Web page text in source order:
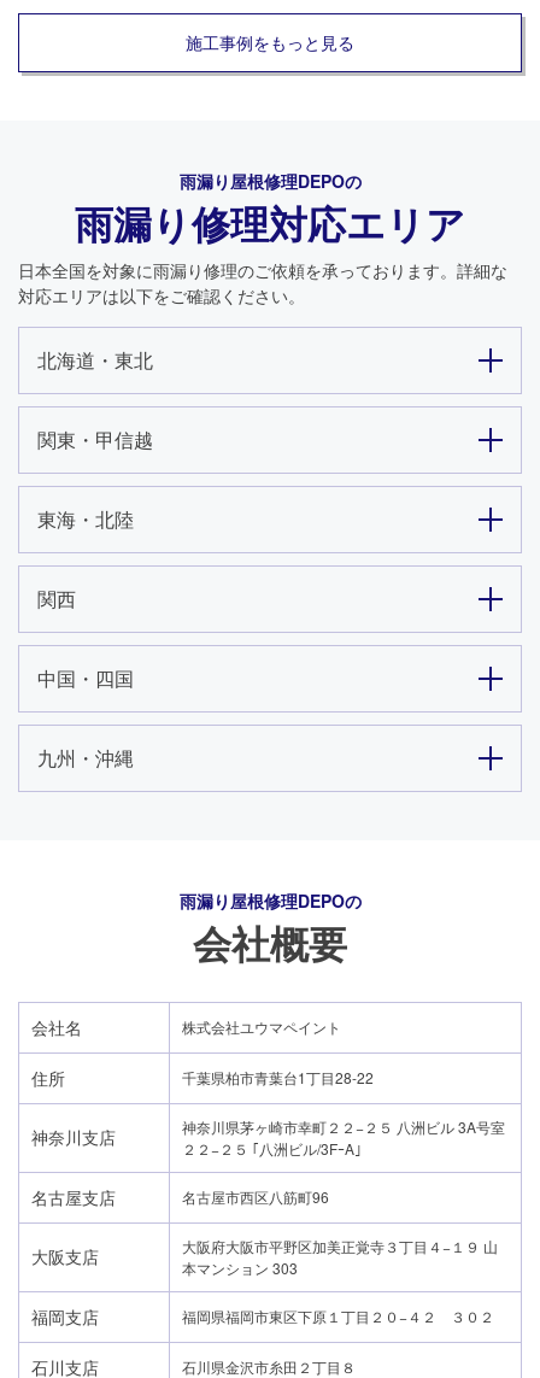
24時間365日対応
050-1883-0629
施工事例をもっと見る
雨漏り屋根修理DEPOの
雨漏り修理対応エリア
日本全国を対象に雨漏り修理のご依頼を承っております。詳細な
対応エリアは以下をご確認ください。
北海道・東北
関東・甲信越
東海・北陸
関西
中国・四国
九州・沖縄
雨漏り屋根修理DEPOの
会社概要
会社名 株式会社ユウマペイント
住所 千葉県柏市青葉台1丁目28-22
神奈川支店
神奈川県茅ヶ崎市幸町２２−２５ 八洲ビル 3A号室
２２−２５ ｢八洲ビル/3FｰA｣
名古屋支店 名古屋市西区八筋町96
大阪支店
大阪府大阪市平野区加美正覚寺３丁目４−１９ 山
本マンション 303
福岡支店 福岡県福岡市東区下原１丁目２０−４２ ３０２
石川支店 石川県金沢市糸田２丁目８